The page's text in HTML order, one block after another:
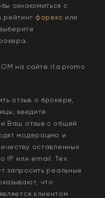
ознакомиться с
рейтинг форекс или
на сайте ita.promo
отзыв о брокере,
введите
Ваш отзыв с общей
модерацию и
оставленных
IP или email. Тех
запросить реальные
что
клиентом